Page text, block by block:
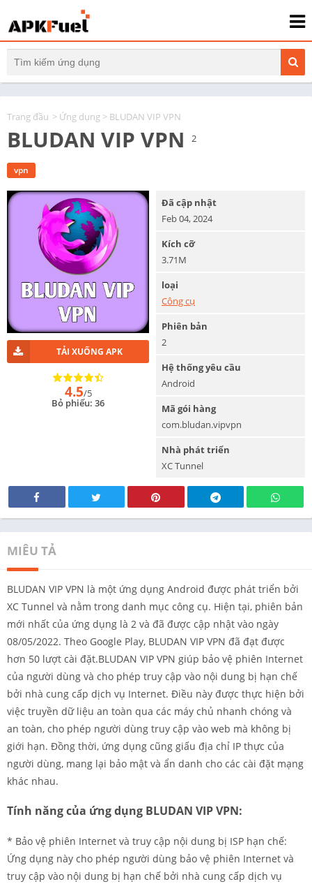
Trang đầu > Ứng dụng > BLUDAN VIP VPN
BLUDAN VIP VPN 2
vpn
TẢI XUỐNG APK
4.5/5
Bỏ phiếu: 36
Đã cập nhật
Feb 04, 2024
Kích cỡ
3.71M
loại
Công cụ
Phiên bản
2
Hệ thống yêu cầu
Android
Mã gói hàng
com.bludan.vipvpn
Nhà phát triển
XC Tunnel
MIÊU TẢ
BLUDAN VIP VPN là một ứng dụng Android được phát triển bởi
XC Tunnel và nằm trong danh mục công cụ. Hiện tại, phiên bản
mới nhất của ứng dụng là 2 và đã được cập nhật vào ngày
08/05/2022. Theo Google Play, BLUDAN VIP VPN đã đạt được
hơn 50 lượt cài đặt.BLUDAN VIP VPN giúp bảo vệ phiên Internet
của người dùng và cho phép truy cập vào nội dung bị hạn chế
bởi nhà cung cấp dịch vụ Internet. Điều này được thực hiện bởi
việc truyền dữ liệu an toàn qua các máy chủ nhanh chóng và
an toàn, cho phép người dùng truy cập vào web mà không bị
giới hạn. Đồng thời, ứng dụng cũng giấu địa chỉ IP thực của
người dùng, mang lại bảo mật và ẩn danh cho các cài đặt mạng
khác nhau.
Tính năng của ứng dụng BLUDAN VIP VPN:
* Bảo vệ phiên Internet và truy cập nội dung bị ISP hạn chế:
Ứng dụng này cho phép người dùng bảo vệ phiên Internet và
truy cập vào nội dung bị hạn chế bởi nhà cung cấp dịch vụ